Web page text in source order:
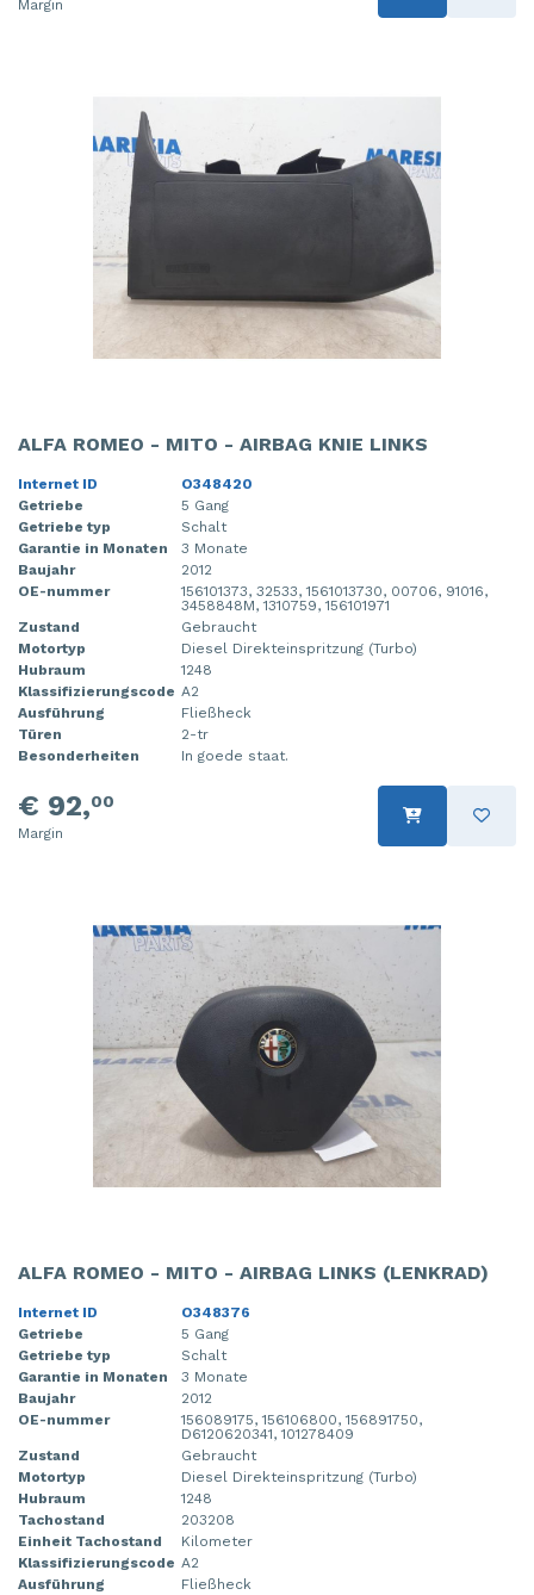
Margin
ALFA ROMEO - MITO - AIRBAG KNIE LINKS
Internet ID
O348420
Getriebe
5 Gang
Getriebe typ
Schalt
Garantie in Monaten
3 Monate
Baujahr
2012
OE-nummer
156101373, 32533, 1561013730, 00706, 91016,
3458848M, 1310759, 156101971
Zustand
Gebraucht
Motortyp
Diesel Direkteinspritzung (Turbo)
Hubraum
1248
Klassifizierungscode A2
Ausführung
Fließheck
Türen
2-tr
Besonderheiten
In goede staat.
€ 92,00
Margin
ALFA ROMEO - MITO - AIRBAG LINKS (LENKRAD)
Internet ID
O348376
Getriebe
5 Gang
Getriebe typ
Schalt
Garantie in Monaten
3 Monate
Baujahr
2012
OE-nummer
156089175, 156106800, 156891750,
D6120620341, 101278409
Zustand
Gebraucht
Motortyp
Diesel Direkteinspritzung (Turbo)
Hubraum
1248
Tachostand
203208
Einheit Tachostand
Kilometer
Klassifizierungscode A2
Ausführung
Fließheck